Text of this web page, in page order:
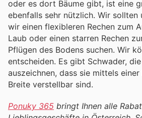
oder es dort Bäume gibt, ist eine
ebenfalls sehr nützlich. Wir sollten
wir einen flexibleren Rechen zum
Laub oder einen starren Rechen
Pflügen des Bodens suchen. Wir
entscheiden. Es gibt Schwader,
auszeichnen, dass sie mittels
Breite verstellbar sind.
Ponuky 365 bringt Ihnen alle